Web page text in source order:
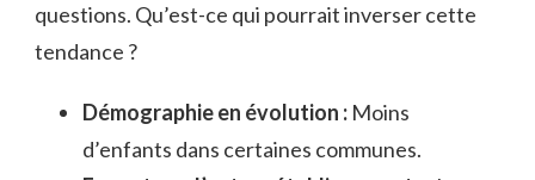
questions. Qu’est-ce qui pourrait inverser cette
tendance ?
Démographie en évolution : Moins
d’enfants dans certaines communes.